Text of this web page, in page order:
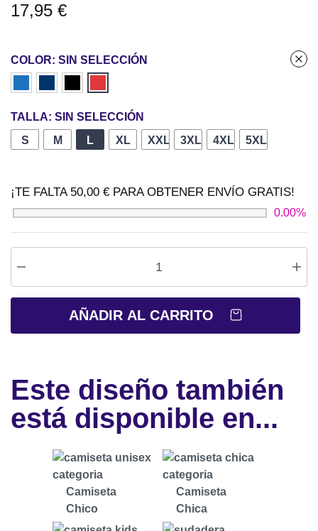
17,95 €
COLOR: SIN SELECCIÓN
TALLA: SIN SELECCIÓN
S
M L XL XXL +1,00 €
3XL +1,00 €
4XL +1,00 €
5XL +1,00
¡TE FALTA 50,00 € PARA OBTENER ENVÍO GRATIS!
0.00%
AÑADIR AL CARRITO
Este diseño también
está disponible en...
Camiseta
Chico
Camiseta
Chica